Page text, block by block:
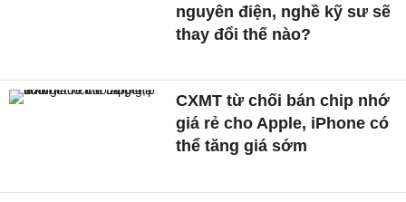
nguyên điện, nghề kỹ sư sẽ
thay đổi thế nào?
CXMT từ chối bán chip nhớ
giá rẻ cho Apple, iPhone có
thể tăng giá sớm